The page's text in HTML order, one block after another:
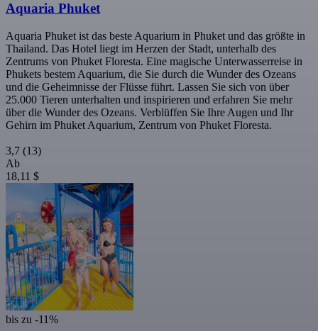
Aquaria Phuket
Aquaria Phuket ist das beste Aquarium in Phuket und das größte in
Thailand. Das Hotel liegt im Herzen der Stadt, unterhalb des
Zentrums von Phuket Floresta. Eine magische Unterwasserreise in
Phukets bestem Aquarium, die Sie durch die Wunder des Ozeans
und die Geheimnisse der Flüsse führt. Lassen Sie sich von über
25.000 Tieren unterhalten und inspirieren und erfahren Sie mehr
über die Wunder des Ozeans. Verblüffen Sie Ihre Augen und Ihr
Gehirn im Phuket Aquarium, Zentrum von Phuket Floresta.
3,7 (13)
Ab
18,11 $
bis zu -11%